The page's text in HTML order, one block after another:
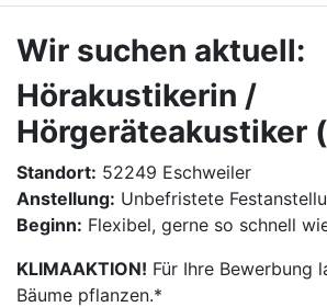
Wir suchen aktuell:
Hörakustikerin /
Hörgeräteakustiker
Standort: 52249 Eschweiler
Anstellung: Unbefristete
Beginn: Flexibel, gerne so schnell
KLIMAAKTION! Für Ihre Bewerbung
Bäume pflanzen.*